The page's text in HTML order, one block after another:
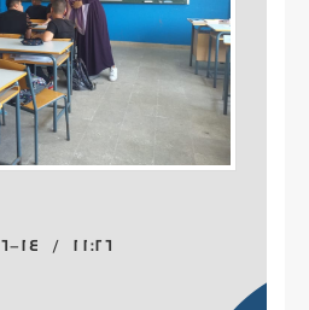
11:26 / 2022-06-14 / 2005 قراءة